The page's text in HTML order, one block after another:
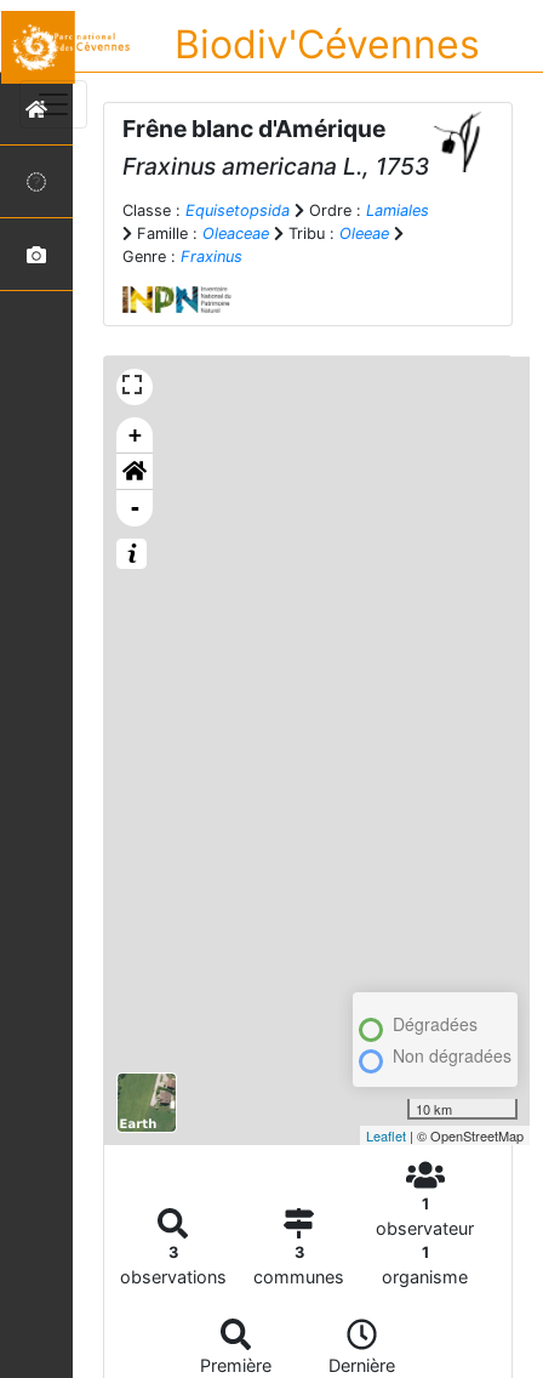
Biodiv'Cévennes
Frêne blanc d'Amérique
Fraxinus americana L., 1753
Classe : Equisetopsida Ordre : Lamiales
Famille : Oleaceae Tribu : Oleeae
Genre : Fraxinus
+
-
Dégradées
Non dégradées
10 km
Leaflet | © OpenStreetMap
3
observations
3
communes
1
observateur
1
organisme
Première
Dernière